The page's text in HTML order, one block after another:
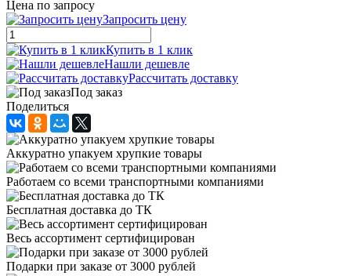
Цена по запросу
Запросить цену
Купить в 1 клик
Нашли дешевле
Рассчитать доставку
Под заказ
Поделиться
Аккуратно упакуем хрупкие товары
Работаем со всеми транспортными компаниями
Бесплатная доставка до ТК
Весь ассортимент сертифицирован
Подарки при заказе от 3000 рублей